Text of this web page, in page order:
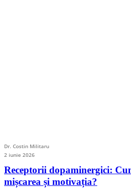
Dr. Costin Militaru
2 iunie 2026
Receptorii dopaminergici:
mișcarea și motivația?